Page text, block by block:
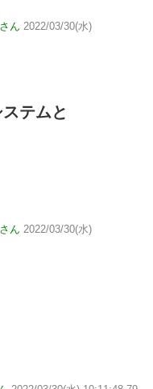
ん 2022/03/30(水)
テムと
ん 2022/03/30(水)